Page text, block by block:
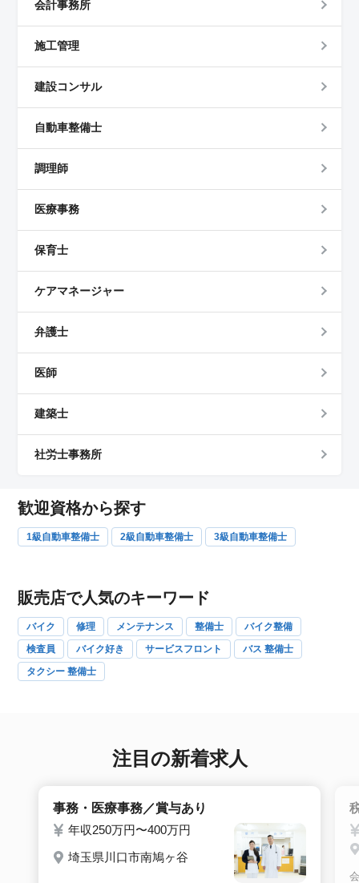
会計事務所
施工管理
建設コンサル
自動車整備士
調理師
医療事務
保育士
ケアマネージャー
弁護士
医師
建築士
社労士事務所
歓迎資格から探す
1級自動車整備士 2級自動車整備士 3級自動車整備士
販売店で人気のキーワード
バイク 修理 メンテナンス 整備士
バイク整備
検査員
バイク好き サービスフロント
バス 整備士
タクシー 整備士
注目の新着求人
事務・医療事務／賞与あり
年収250万円〜400万円
埼玉県川口市南鳩ヶ谷